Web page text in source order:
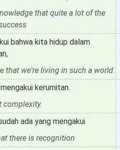
that quite a lot of the
bahwa kita hidup dalam
that we're living in such a world.
kerumitan.
complexity.
ada yang mengakui
there is recognition